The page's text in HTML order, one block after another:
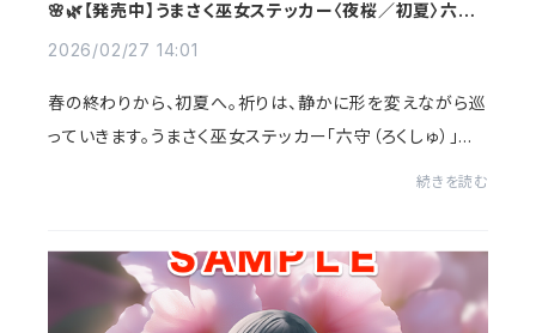
🌸🌿【発売中】うまさく巫女ステッカー〈夜桜／初夏〉六守
2026/02/27 14:01
春の終わりから、初夏へ。祈りは、静かに形を変えながら巡
っていきます。うまさく巫女ステッカー「六守（ろくしゅ）」シ
続きを読む